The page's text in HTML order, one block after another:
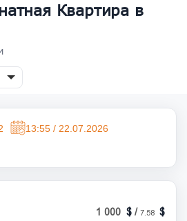
Квартира в
13:55 / 22.07.2026
1 000 / 7.58